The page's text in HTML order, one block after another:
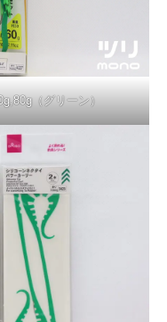
（グリーン）